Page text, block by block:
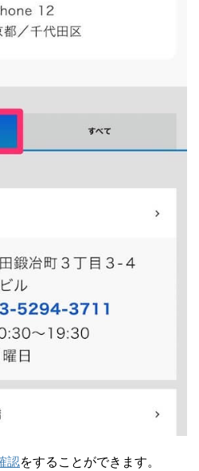
認をすることができます。